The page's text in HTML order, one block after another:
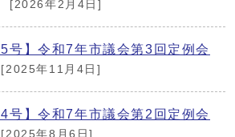
[2026年2月4日]
号】令和7年市議会第3回定例会
[2025年11月4日]
号】令和7年市議会第2回定例会
[2025年8月6日]